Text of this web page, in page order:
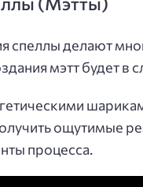
спеллы делают
мэтт будет в
ощутимые
процесса.